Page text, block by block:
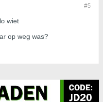
#5
wiet
op weg was?